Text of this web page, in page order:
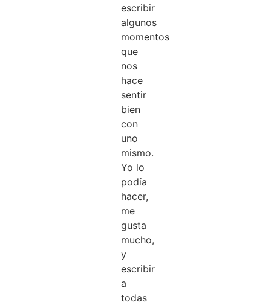
escribir
algunos
momentos
que
nos
hace
sentir
bien
con
uno
mismo.
Yo lo
podía
hacer,
me
gusta
mucho,
y
escribir
a
todas